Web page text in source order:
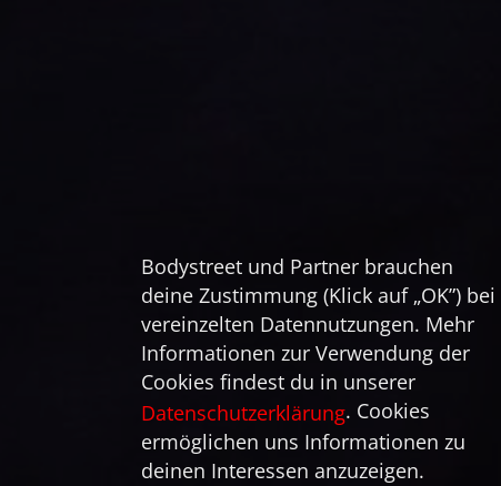
Bodystreet und Partner brauchen
deine Zustimmung (Klick auf „OK”) bei
vereinzelten Datennutzungen. Mehr
Informationen zur Verwendung der
Cookies findest du in unserer
Datenschutzerklärung. Cookies
ermöglichen uns Informationen zu
deinen Interessen anzuzeigen.